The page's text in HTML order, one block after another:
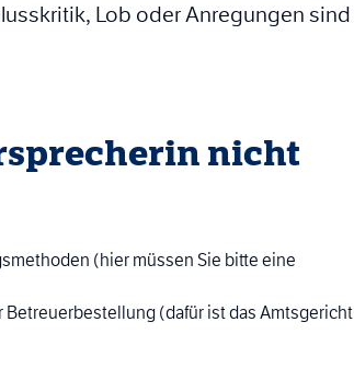
Lob oder Anregungen sind
nicht
(hier müssen Sie bitte eine
(dafür ist das Amtsgericht